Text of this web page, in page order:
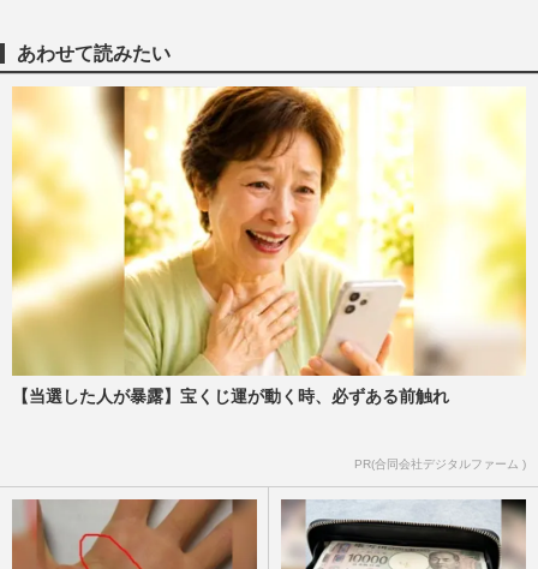
週刊女性PRIME
1000円カット、ものまね芸人・古賀シュウ
が「細かすぎる要望」でまさかの出入り禁
止…店側の対応にネット紛…
週刊女性PRIME 2026/3/1
三浦璃来・木原龍一の“りくりゅう”ペアを
モノマネして炎上したキンタロー。「傷つ
きます」被害者ぶるも、…
週刊女性PRIME 2026/2/25
【キンタロー。】高市早苗で炎上、大森元
2025/12/30
あわせて読みたい
【当選した人が暴露】宝くじ運が動く時、必ずある前触れ
PR(合同会社デジタルファーム )